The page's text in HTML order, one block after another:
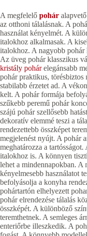
A megfelelő pohár
az otthoni tálalásnak. A
használat kényelmét. A
italokhoz alkalmasak. A
italokhoz. A nagyobb pohár
Az üveg pohár klasszikus
kristály pohárelegánsabb
pohár praktikus, törésbiztos
stabilabb érzetet ad. A
kelt. A pohár formája
szűkebb peremű pohár
szájú pohár szellősebb
dekoratív elemmé teszi a
rendezettebb összképet
megjelenést nyújt. A pohár
meghatározza a
italokhoz is. A könnyen
lehet a mindennapokban. A
kényelmesebb használatot
befolyásolja a konyha
pohártartón elhelyezett
pohár elrendezése tálalás
összképét. A különböző
teremthetnek. A semleges
enteriőrbe illeszkedik. A